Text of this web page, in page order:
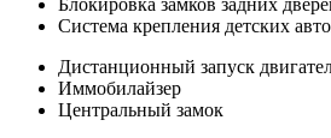
Система крепления детских
Дистанционный запуск
Иммобилайзер
Центральный замок